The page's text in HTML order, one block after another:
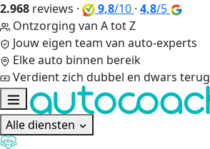
2.968 reviews · 9,8/10 · 4,8/5
Ontzorging van A tot Z
Jouw eigen team van auto-experts
Elke auto binnen bereik
Verdient zich dubbel en dwars terug
Alle diensten